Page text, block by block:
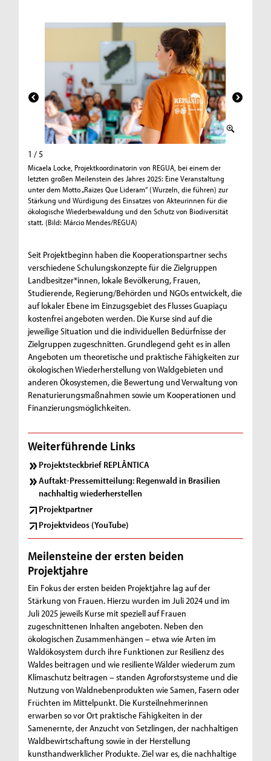
1 / 5
Micaela Locke, Projektkoordinatorin von REGUA, bei einem der
letzten großen Meilenstein des Jahres 2025: Eine Veranstaltung
unter dem Motto „Raizes Que Lideram“ (Wurzeln, die führen) zur
Stärkung und Würdigung des Einsatzes von Akteurinnen für die
ökologische Wiederbewaldung und den Schutz von Biodiversität
statt. (Bild: Márcio Mendes/REGUA)
Seit Projektbeginn haben die Kooperationspartner sechs
verschiedene Schulungskonzepte für die Zielgruppen
Landbesitzer*innen, lokale Bevölkerung, Frauen,
Studierende, Regierung/Behörden und NGOs entwickelt, die
auf lokaler Ebene im Einzugsgebiet des Flusses Guapiaçu
kostenfrei angeboten werden. Die Kurse sind auf die
jeweilige Situation und die individuellen Bedürfnisse der
Zielgruppen zugeschnitten. Grundlegend geht es in allen
Angeboten um theoretische und praktische Fähigkeiten zur
ökologischen Wiederherstellung von Waldgebieten und
anderen Ökosystemen, die Bewertung und Verwaltung von
Renaturierungsmaßnahmen sowie um Kooperationen und
Finanzierungsmöglichkeiten.
Weiterführende Links
Projektsteckbrief REPLÂNTICA
Auftakt-Pressemitteilung: Regenwald in Brasilien
nachhaltig wiederherstellen
Projektpartner
Projektvideos (YouTube)
Meilensteine der ersten beiden
Projektjahre
Ein Fokus der ersten beiden Projektjahre lag auf der
Stärkung von Frauen. Hierzu wurden im Juli 2024 und im
Juli 2025 jeweils Kurse mit speziell auf Frauen
zugeschnittenen Inhalten angeboten. Neben den
ökologischen Zusammenhängen – etwa wie Arten im
Waldökosystem durch ihre Funktionen zur Resilienz des
Waldes beitragen und wie resiliente Wälder wiederum zum
Klimaschutz beitragen – standen Agroforstsysteme und die
Nutzung von Waldnebenprodukten wie Samen, Fasern oder
Früchten im Mittelpunkt. Die Kursteilnehmerinnen
erwarben so vor Ort praktische Fähigkeiten in der
Samenernte, der Anzucht von Setzlingen, der nachhaltigen
Waldbewirtschaftung sowie in der Herstellung
kunsthandwerklicher Produkte. Ziel war es, die nachhaltige